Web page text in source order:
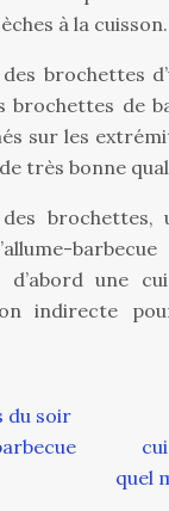
à la cuisson.
brochettes
brochettes de
sur les
très bonne
brochettes,
d’abord une
indirecte
du soir
quel